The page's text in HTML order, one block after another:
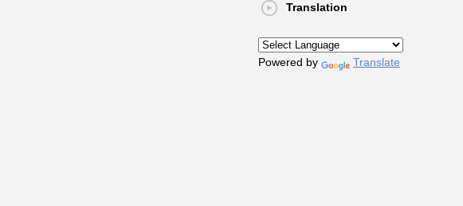
Translation
Powered by Translate